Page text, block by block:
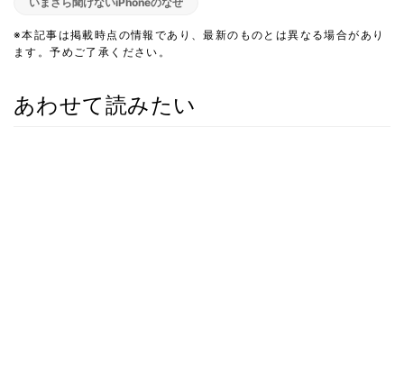
※本記事は掲載時点の情報であり、最新のものとは異なる場合があり
ます。予めご了承ください。
あわせて読みたい